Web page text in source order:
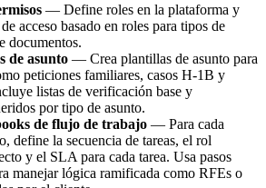
— Define roles en la plataforma y
acceso basado en roles para tipos de
documentos.
de asunto — Crea plantillas de asunto para
peticiones familiares, casos H-1B y
listas de verificación base y
por tipo de asunto.
de flujo de trabajo — Para cada
define la secuencia de tareas, el rol
y el SLA para cada tarea. Usa pasos
manejar lógica ramificada como RFEs o